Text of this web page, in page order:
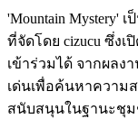
'Mountain Mystery'
ที่จัดโดย cizucu ซึ่งเ
เข้าร่วมได้ จากผลง
เด่นเพื่อค้นหาความ
สนับสนุนในฐานะชุ